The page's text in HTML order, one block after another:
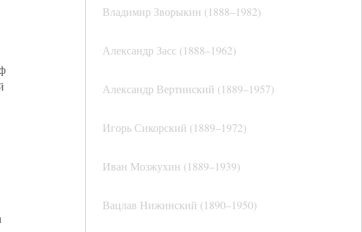
Владимир Зворыкин (1888–1982)
Александр Засс (1888–1962)
Александр Вертинский (1889–1957)
Игорь Сикорский (1889–1972)
Иван Мозжухин (1889–1939)
Вацлав Нижинский (1890–1950)